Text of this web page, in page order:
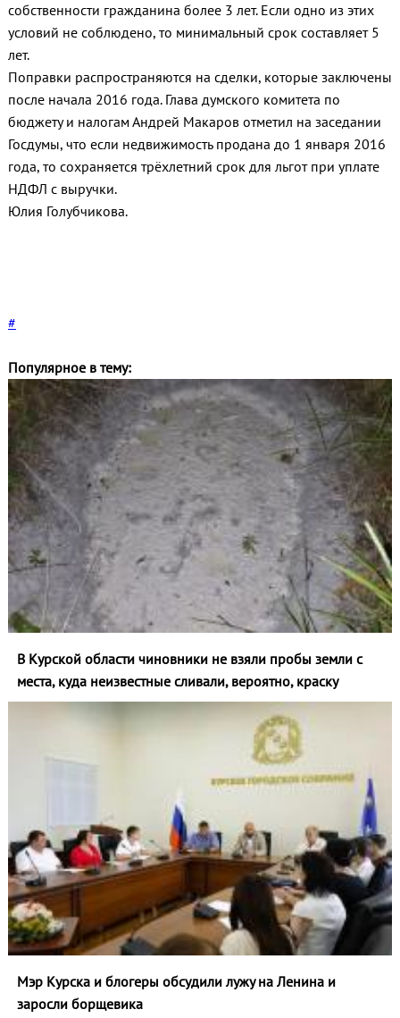
собственности гражданина более 3 лет. Если одно из этих
условий не соблюдено, то минимальный срок составляет 5
лет.
Поправки распространяются на сделки, которые заключены
после начала 2016 года. Глава думского комитета по
бюджету и налогам Андрей Макаров отметил на заседании
Госдумы, что если недвижимость продана до 1 января 2016
года, то сохраняется трёхлетний срок для льгот при уплате
НДФЛ с выручки.
Юлия Голубчикова.
#
Популярное в тему:
В Курской области чиновники не взяли пробы земли с
места, куда неизвестные сливали, вероятно, краску
Мэр Курска и блогеры обсудили лужу на Ленина и
заросли борщевика